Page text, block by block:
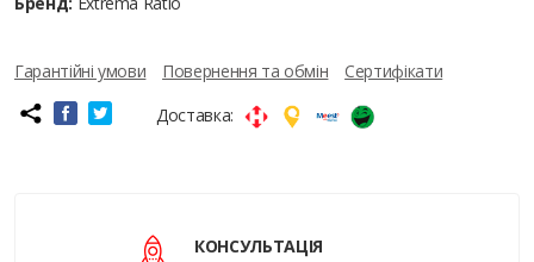
Гарантійні умови Повернення та обмін
Сертифікати
Доставка:
КОНСУЛЬТАЦІЯ